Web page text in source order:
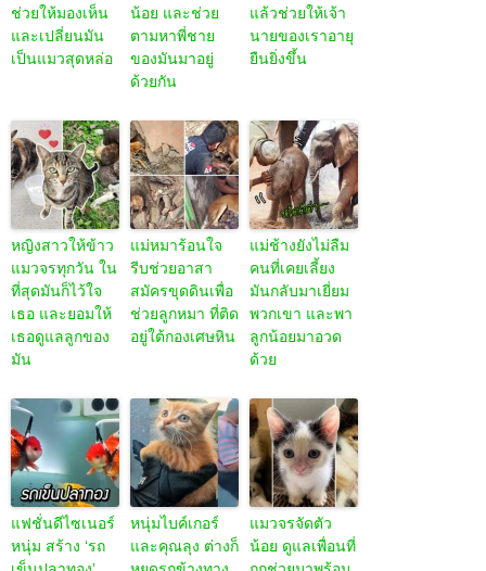
ช่วยให้มองเห็น
และเปลี่ยนมัน
เป็นแมวสุดหล่อ
น้อย และช่วย
ตามหาพี่ชาย
ของมันมาอยู่
ด้วยกัน
แล้วช่วยให้เจ้า
นายของเราอายุ
ยืนยิ่งขึ้น
หญิงสาวให้ข้าว
แมวจรทุกวัน ใน
ที่สุดมันก็ไว้ใจ
เธอ และยอมให้
เธอดูแลลูกของ
มัน
แม่หมาร้อนใจ
รีบช่วยอาสา
สมัครขุดดินเพื่อ
ช่วยลูกหมา ที่ติด
อยู่ใต้กองเศษหิน
แม่ช้างยังไม่ลืม
คนที่เคยเลี้ยง
มันกลับมาเยี่ยม
พวกเขา และพา
ลูกน้อยมาอวด
ด้วย
แฟชั่นดีไซเนอร์
หนุ่ม สร้าง ‘รถ
หนุ่มไบค์เกอร์
และคุณลุง ต่างก็
แมวจรจัดตัว
น้อย ดูแลเพื่อนที่